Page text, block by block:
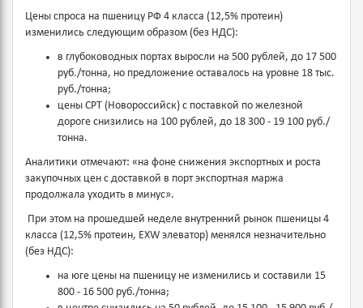
Цены спроса на пшеницу РФ 4 класса (12,5% протеин)
изменились следующим образом (без НДС):
в глубоководных портах выросли на 500 рублей, до 17 500
руб./тонна, но предложение оставалось на уровне 18 тыс.
руб./тонна;
цены CPT (Новороссийск) с поставкой по железной
дороге снизились на 100 рублей, до 18 300 - 19 100 руб./
тонна.
Аналитики отмечают: «на фоне снижения экспортных и роста
закупочных цен с доставкой в порт экспортная маржа
продолжала уходить в минус».
При этом на прошедшей неделе внутренний рынок пшеницы 4
класса (12,5% протеин, EXW элеватор) менялся незначительно
(без НДС):
на юге цены на пшеницу не изменились и составили 15
800 - 16 500 руб./тонна;